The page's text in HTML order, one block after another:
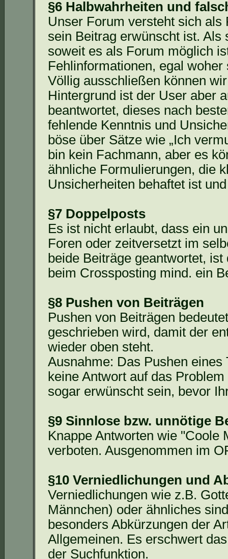
§6 Halbwahrheiten und
Unser Forum versteht sich
sein Beitrag erwünscht ist.
soweit es als Forum möglich
Fehlinformationen, egal
Völlig ausschließen können
Hintergrund ist der User aber
beantwortet, dieses nach
fehlende Kenntnis und
böse über Sätze wie „Ich
bin kein Fachmann, aber es
ähnliche Formulierungen, die
Unsicherheiten behaftet ist
§7 Doppelposts
Es ist nicht erlaubt, dass ein
Foren oder zeitversetzt im
beide Beiträge geantwortet,
beim Crossposting mind. ein
§8 Pushen von Beiträgen
Pushen von Beiträgen
geschrieben wird, damit der
wieder oben steht.
Ausnahme: Das Pushen
keine Antwort auf das
sogar erwünscht sein, bevor
§9 Sinnlose bzw. unnötige
Knappe Antworten wie "Coole
verboten. Ausgenommen im
§10 Verniedlichungen und
Verniedlichungen wie z.B.
Männchen) oder ähnliches
besonders Abkürzungen der
Allgemeinen. Es erschwert
der Suchfunktion.